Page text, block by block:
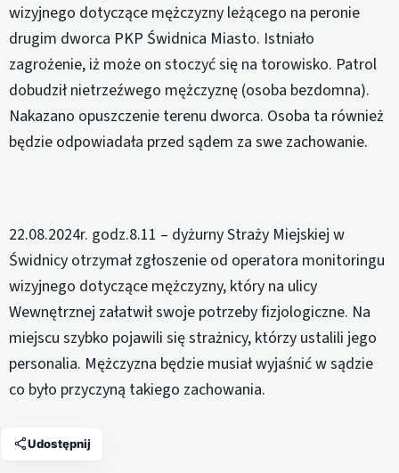
wizyjnego dotyczące mężczyzny leżącego na peronie
drugim dworca PKP Świdnica Miasto. Istniało
zagrożenie, iż może on stoczyć się na torowisko. Patrol
dobudził nietrzeźwego mężczyznę (osoba bezdomna).
Nakazano opuszczenie terenu dworca. Osoba ta również
będzie odpowiadała przed sądem za swe zachowanie.
22.08.2024r. godz.8.11 – dyżurny Straży Miejskiej w
Świdnicy otrzymał zgłoszenie od operatora monitoringu
wizyjnego dotyczące mężczyzny, który na ulicy
Wewnętrznej załatwił swoje potrzeby fizjologiczne. Na
miejscu szybko pojawili się strażnicy, którzy ustalili jego
personalia. Mężczyzna będzie musiał wyjaśnić w sądzie
co było przyczyną takiego zachowania.
Udostępnij